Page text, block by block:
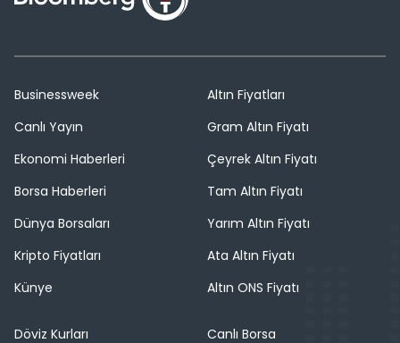
Businessweek
Canlı Yayın
Ekonomi Haberleri
Borsa Haberleri
Dünya Borsaları
Kripto Fiyatları
Künye
Altın Fiyatları
Gram Altın Fiyatı
Çeyrek Altın Fiyatı
Tam Altın Fiyatı
Yarım Altın Fiyatı
Ata Altın Fiyatı
Altın ONS Fiyatı
Döviz Kurları
Canlı Borsa